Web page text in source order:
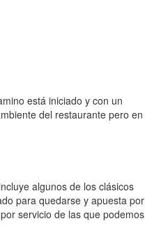
está iniciado y con un
del restaurante pero en
algunos de los clásicos
para quedarse y apuesta por
servicio de las que podemos